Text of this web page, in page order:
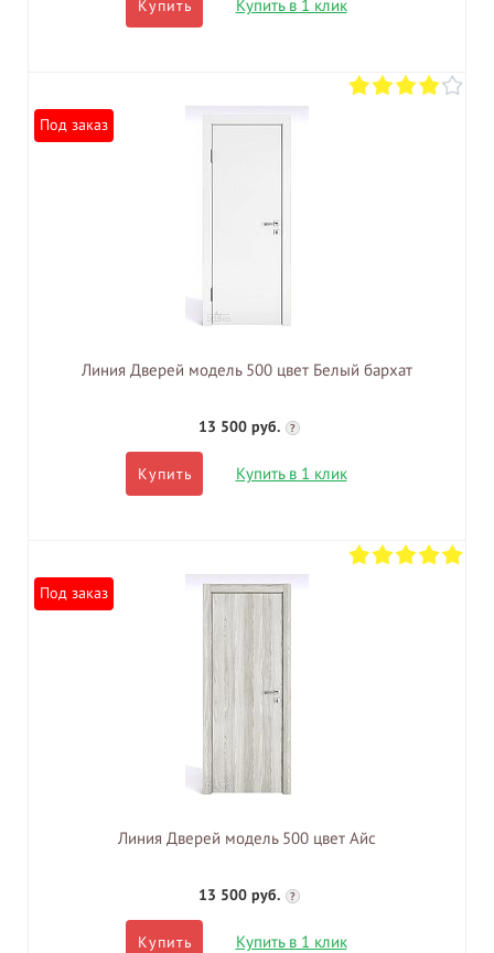
Купить Купить в 1 клик
Под заказ
Линия Дверей модель 500 цвет Белый бархат
13 500 руб. ?
Купить Купить в 1 клик
Под заказ
Линия Дверей модель 500 цвет Айс
13 500 руб. ?
Купить Купить в 1 клик